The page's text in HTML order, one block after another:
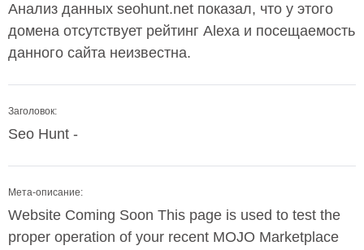
Анализ данных seohunt.net показал, что у этого
домена отсутствует рейтинг Alexa и посещаемость
данного сайта неизвестна.
Заголовок:
Seo Hunt -
Мета-описание:
Website Coming Soon This page is used to test the
proper operation of your recent MOJO Marketplace